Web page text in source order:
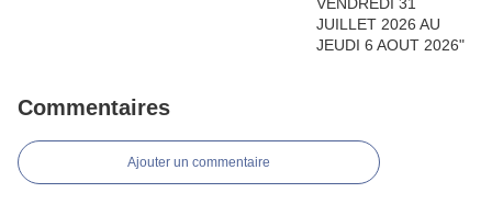
Commentaires
Ajouter un commentaire